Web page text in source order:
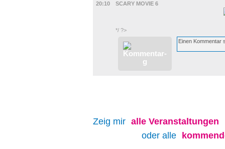
20:10
SCARY MOVIE 6
*/ ?>
Zeig mir alle Veranstaltungen
oder alle